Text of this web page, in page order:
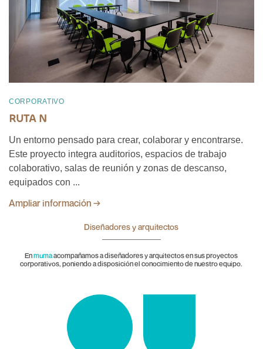
CORPORATIVO
RUTA N
Un entorno pensado para crear, colaborar y encontrarse.
Este proyecto integra auditorios, espacios de trabajo
colaborativo, salas de reunión y zonas de descanso,
equipados con ...
Ampliar información →
Diseñadores y arquitectos
Enmumaacompañamos a diseñadores y arquitectos en sus proyectos
corporativos, poniendo a disposición el conocimiento de nuestro equipo.